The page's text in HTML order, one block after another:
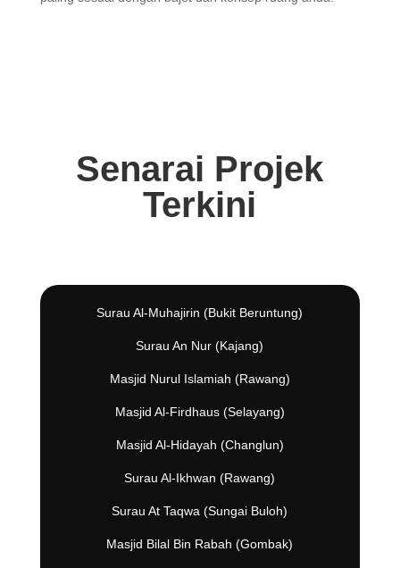
Senarai Projek
Terkini
Surau Al-Muhajirin (Bukit Beruntung)
Surau An Nur (Kajang)
Masjid Nurul Islamiah (Rawang)
Masjid Al-Firdhaus (Selayang)
Masjid Al-Hidayah (Changlun)
Surau Al-Ikhwan (Rawang)
Surau At Taqwa (Sungai Buloh)
Masjid Bilal Bin Rabah (Gombak)